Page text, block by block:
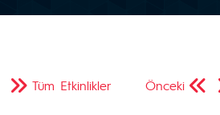
Önceki
Tüm Etkinlikler